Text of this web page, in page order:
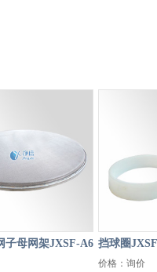
子母网架JXSF-A6 挡球圈
价格：询价